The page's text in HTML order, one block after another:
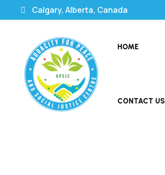
Calgary, Alberta, Canada
HOME
CONTACT US